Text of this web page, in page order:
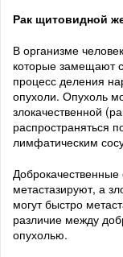
Рак щитовидной
В организме
которые замещают
процесс деления
опухоли. Опухоль
злокачественной
распространяться
лимфатическим
метастазируют, а
могут быстро
различие между
опухолью.